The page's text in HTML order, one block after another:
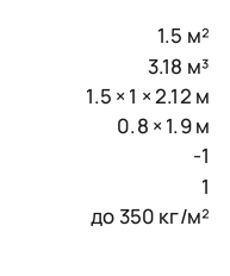
1.5 м²
3.18 м³
1.5 × 1 × 2.12 м
0.8 × 1.9 м
-1
1
до 350 кг/м²